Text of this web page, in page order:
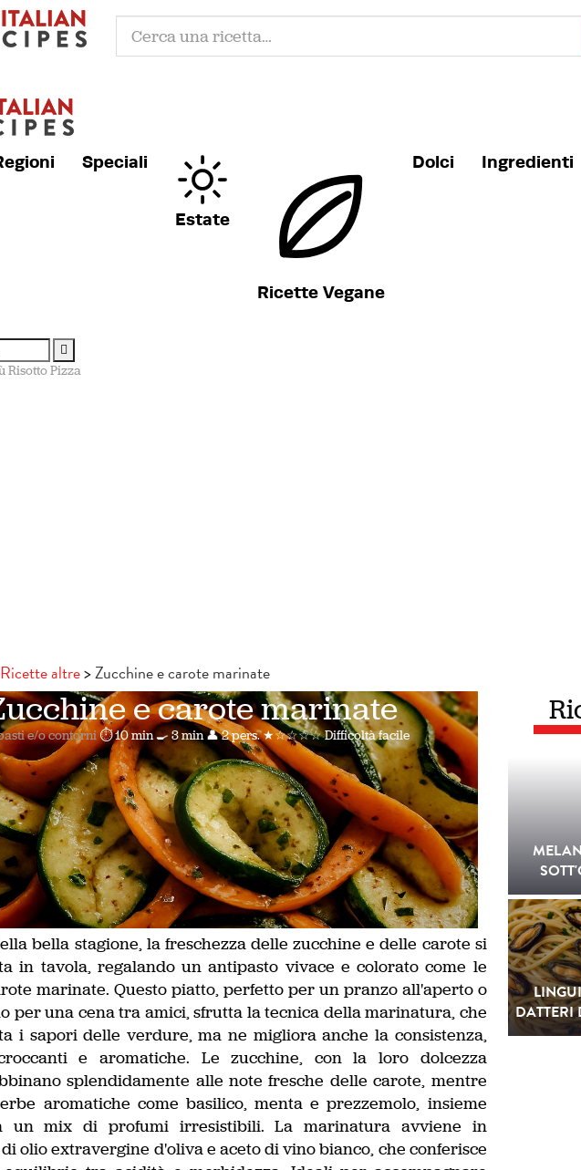
Speciali
Estate
Ricette Vegane
Dolci Ingredienti
RisottoPizza
Ricette altre Zucchine e carote marinate
e carote marinate
e/o contorni⏱ 10 min🍳 3 min👤 2 pers.★☆☆☆☆ Difficoltà facile
bella stagione, la freschezza delle zucchine e delle carote si
in tavola, regalando un antipasto vivace e colorato come le
marinate. Questo piatto, perfetto per un pranzo all'aperto o
per una cena tra amici, sfrutta la tecnica della marinatura, che
i sapori delle verdure, ma ne migliora anche la consistenza,
e aromatiche. Le zucchine, con la loro dolcezza
splendidamente alle note fresche delle carote, mentre
aromatiche come basilico, menta e prezzemolo, insieme
un mix di profumi irresistibili. La marinatura avviene in
olio extravergine d'oliva e aceto di vino bianco, che conferisce
DATTERI